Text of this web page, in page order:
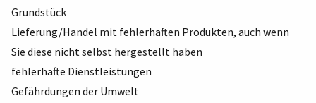
Grundstück
Lieferung/Handel mit fehlerhaften Produkten, auch wenn
Sie diese nicht selbst hergestellt haben
fehlerhafte Dienstleistungen
Gefährdungen der Umwelt